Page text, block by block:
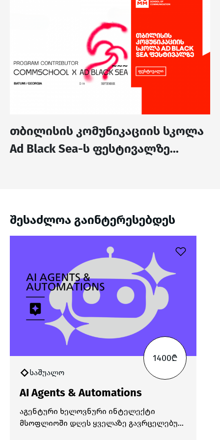
თბილისის კომუნიკაციის სკოლა
Ad Black Sea-ს ფესტივალზე...
შესაძლოა გაინტერესებდეს
საშუალო
1400₾
AI Agents & Automations
აგენტური ხელოვნური ინტელექტი
მსოფლიოში დღეს ყველაზე გავრცელებულ